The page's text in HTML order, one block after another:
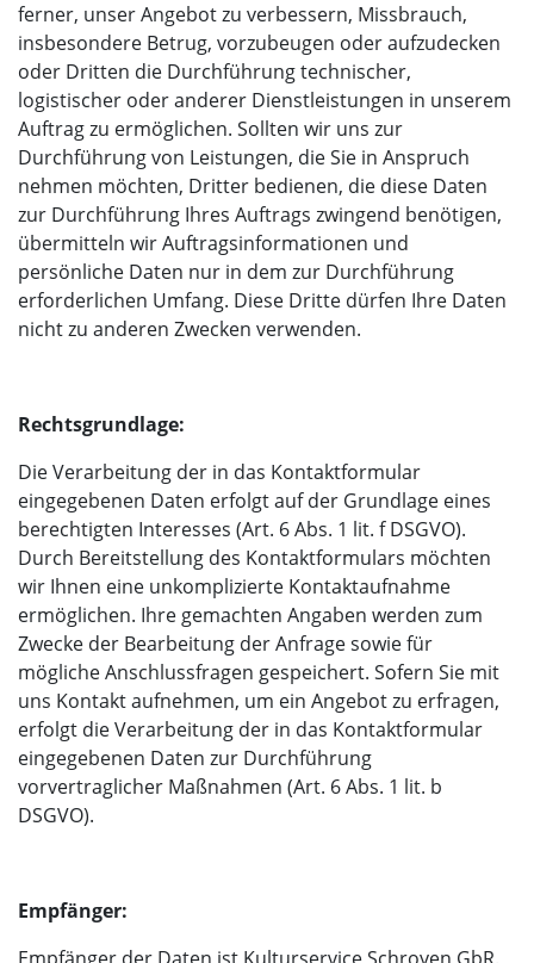
ferner, unser Angebot zu verbessern, Missbrauch,
insbesondere Betrug, vorzubeugen oder aufzudecken
oder Dritten die Durchführung technischer,
logistischer oder anderer Dienstleistungen in unserem
Auftrag zu ermöglichen. Sollten wir uns zur
Durchführung von Leistungen, die Sie in Anspruch
nehmen möchten, Dritter bedienen, die diese Daten
zur Durchführung Ihres Auftrags zwingend benötigen,
übermitteln wir Auftragsinformationen und
persönliche Daten nur in dem zur Durchführung
erforderlichen Umfang. Diese Dritte dürfen Ihre Daten
nicht zu anderen Zwecken verwenden.
Rechtsgrundlage:
Die Verarbeitung der in das Kontaktformular
eingegebenen Daten erfolgt auf der Grundlage eines
berechtigten Interesses (Art. 6 Abs. 1 lit. f DSGVO).
Durch Bereitstellung des Kontaktformulars möchten
wir Ihnen eine unkomplizierte Kontaktaufnahme
ermöglichen. Ihre gemachten Angaben werden zum
Zwecke der Bearbeitung der Anfrage sowie für
mögliche Anschlussfragen gespeichert. Sofern Sie mit
uns Kontakt aufnehmen, um ein Angebot zu erfragen,
erfolgt die Verarbeitung der in das Kontaktformular
eingegebenen Daten zur Durchführung
vorvertraglicher Maßnahmen (Art. 6 Abs. 1 lit. b
DSGVO).
Empfänger: